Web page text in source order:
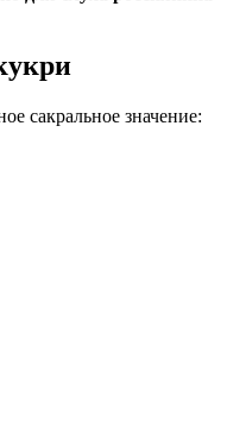
сакральное значение: